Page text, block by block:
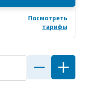
Посмотреть
тарифы